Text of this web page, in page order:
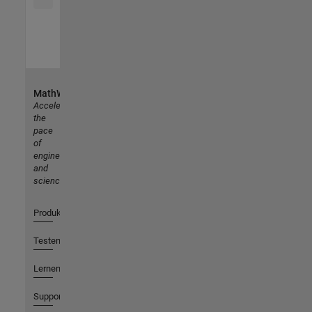
MathWorks
Accelerating
the
pace
of
engineering
and
science
Produkte
Testen oder Kaufen
Lernen
Support